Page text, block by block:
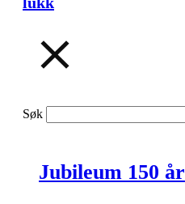
Søk
Jubileum 150 år